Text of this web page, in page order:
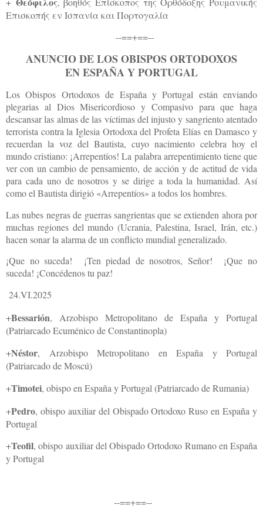
Επισκοπής εν Ισπανία και Πορτογαλία
--==+==--
ANUNCIO DE LOS OBISPOS ORTODOXOS
EN ESPAÑA Y PORTUGAL
Los Obispos Ortodoxos de España y Portugal están enviando
plegarias al Dios Misericordioso y Compasivo para que haga
descansar las almas de las víctimas del injusto y sangriento atentado
terrorista contra la Iglesia Ortodoxa del Profeta Elías en Damasco y
recuerdan la voz del Bautista, cuyo nacimiento celebra hoy el
mundo cristiano: ¡Arrepentíos! La palabra arrepentimiento tiene que
ver con un cambio de pensamiento, de acción y de actitud de vida
para cada uno de nosotros y se dirige a toda la humanidad. Así
como el Bautista dirigió «Arrepentíos» a todos los hombres.
Las nubes negras de guerras sangrientas que se extienden ahora por
muchas regiones del mundo (Ucrania, Palestina, Israel, Irán, etc.)
hacen sonar la alarma de un conflicto mundial generalizado.
¡Que no suceda! ¡Ten piedad de nosotros, Señor! ¡Que no
suceda! ¡Concédenos tu paz!
24.VI.2025
+Bessarión, Arzobispo Metropolitano de España y Portugal
(Patriarcado Ecuménico de Constantinopla)
+Néstor, Arzobispo Metropolitano en España y Portugal
(Patriarcado de Moscú)
+Timotei, obispo en España y Portugal (Patriarcado de Rumania)
+Pedro, obispo auxiliar del Obispado Ortodoxo Ruso en España y
Portugal
+Teofil, obispo auxiliar del Obispado Ortodoxo Rumano en España
y Portugal
--==+==--